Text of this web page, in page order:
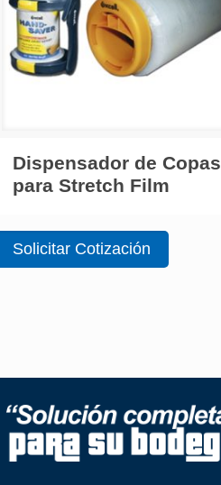
Dispensador de Copas
para Stretch Film
Solicitar Cotización